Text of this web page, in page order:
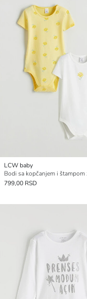
LCW baby
799,00 RSD